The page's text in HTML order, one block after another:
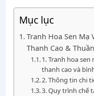
Mục lục
Tranh Hoa Sen Mạ
Thanh Cao &
1. Tranh hoa
thanh cao và
2. Thông tin chi
3. Quy trình chế